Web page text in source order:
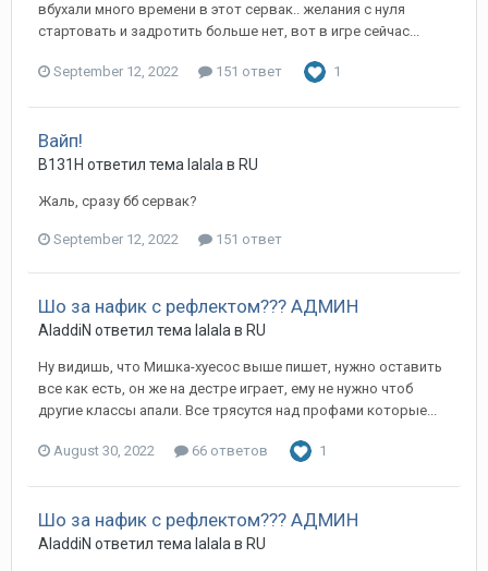
вбухали много времени в этот сервак.. желания с нуля
стартовать и задротить больше нет, вот в игре сейчас...
September 12, 2022 151 ответ 1
Вайп!
B131H ответил тема lalala в RU
Жаль, сразу бб сервак?
September 12, 2022 151 ответ
Шо за нафик с рефлектом??? АДМИН
AladdiN ответил тема lalala в RU
Ну видишь, что Мишка-хуесос выше пишет, нужно оставить
все как есть, он же на дестре играет, ему не нужно чтоб
другие классы апали. Все трясутся над профами которые...
August 30, 2022 66 ответов 1
Шо за нафик с рефлектом??? АДМИН
AladdiN ответил тема lalala в RU